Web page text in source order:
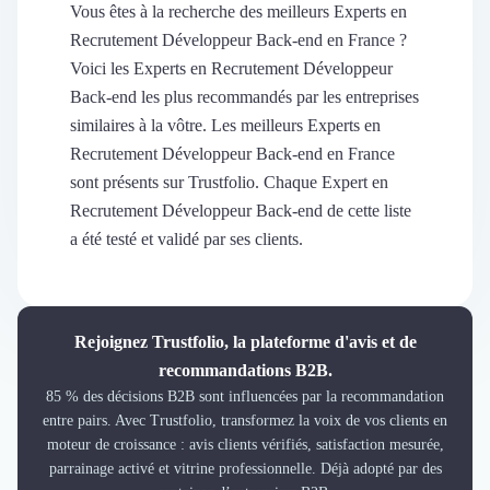
Découvrir le média
Cabinet de Recrutement
Gestion paie
Qualité de Vie au Travail (QVT)
Portage Salarial
Responsabilité Sociétale des Entreprises (RSE)
Marketplace de freelance
Coaching
Vous êtes à la recherche des meilleurs Experts en
Recrutement Développeur Back-end en France ?
Voici les Experts en Recrutement Développeur
Back-end les plus recommandés par les entreprises
similaires à la vôtre. Les meilleurs Experts en
Recrutement Développeur Back-end en France
sont présents sur Trustfolio. Chaque Expert en
Recrutement Développeur Back-end de cette liste
a été testé et validé par ses clients.
Rejoignez Trustfolio, la plateforme d'avis et de
recommandations B2B.
85 % des décisions B2B sont influencées par la recommandation
entre pairs. Avec Trustfolio, transformez la voix de vos clients en
moteur de croissance : avis clients vérifiés, satisfaction mesurée,
parrainage activé et vitrine professionnelle. Déjà adopté par des